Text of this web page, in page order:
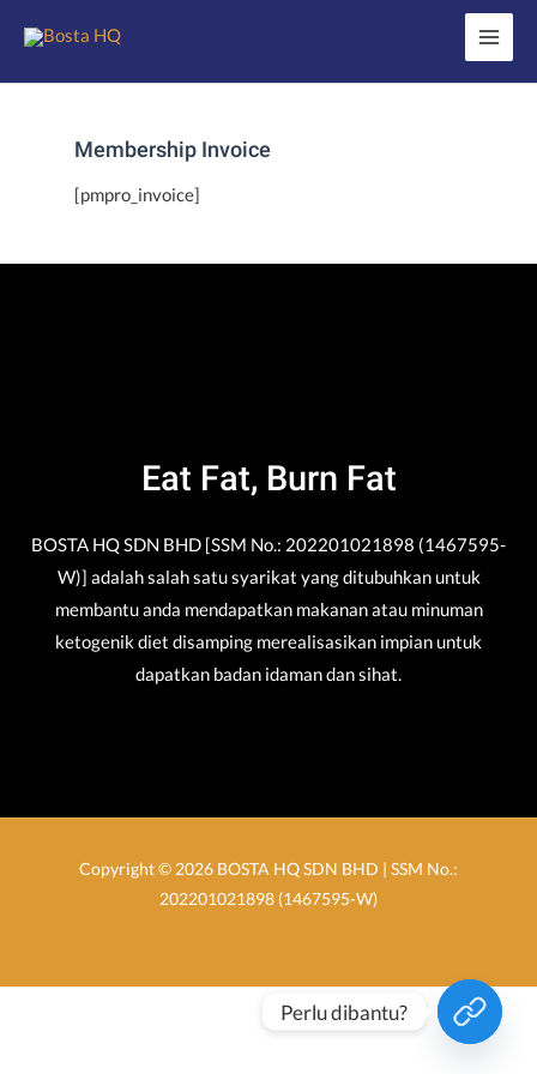
content
Main
Menu
Membership Invoice
[pmpro_invoice]
Eat Fat, Burn Fat
BOSTA HQ SDN BHD [SSM No.: 202201021898 (1467595-
W)] adalah salah satu syarikat yang ditubuhkan untuk
membantu anda mendapatkan makanan atau minuman
ketogenik diet disamping merealisasikan impian untuk
dapatkan badan idaman dan sihat.
Copyright © 2026 BOSTA HQ SDN BHD | SSM No.:
202201021898 (1467595-W)
Perlu dibantu?